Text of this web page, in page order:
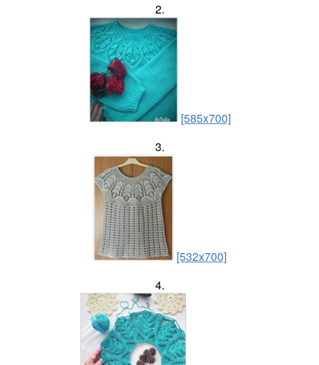
2.
[585x700]
3.
[532x700]
4.